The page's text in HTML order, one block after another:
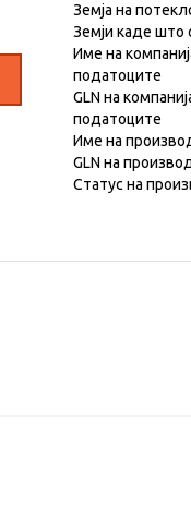
Земја на
Земји каде што
Име на
податоците
GLN на
податоците
Име на
GLN на
Статус на